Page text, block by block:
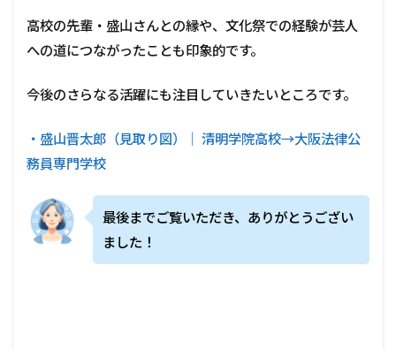
高校の先輩・盛山さんとの縁や、文化祭での経験が芸人
への道につながったことも印象的です。
今後のさらなる活躍にも注目していきたいところです。
・盛山晋太郎（見取り図）｜ 清明学院高校→大阪法律公
務員専門学校
最後までご覧いただき、ありがとうござい
ました！